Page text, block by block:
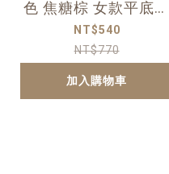
色 焦糖棕 女款平底人
字夾腳拖
NT$540
NT$770
加入購物車